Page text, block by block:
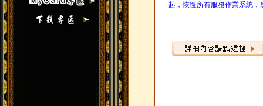
起，恢復所有服務作業系統